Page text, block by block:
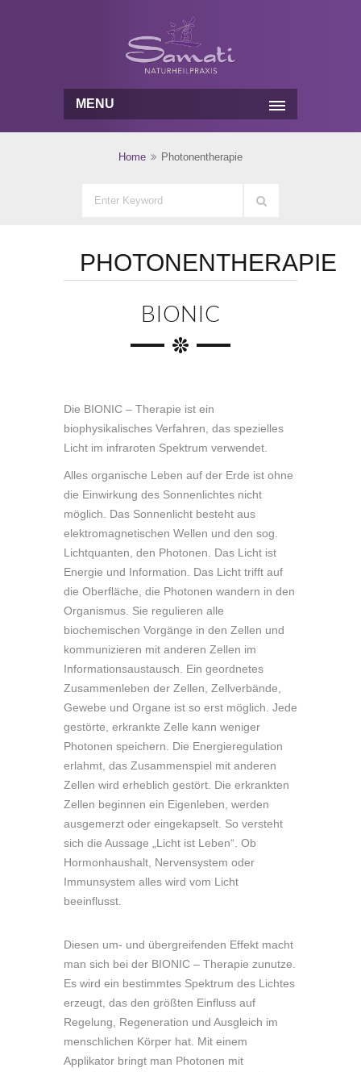
MENU
Home Photonentherapie
PHOTONENTHERAPIE
BIONIC
Die BIONIC – Therapie ist ein
biophysikalisches Verfahren, das spezielles
Licht im infraroten Spektrum verwendet.
Alles organische Leben auf der Erde ist ohne
die Einwirkung des Sonnenlichtes nicht
möglich. Das Sonnenlicht besteht aus
elektromagnetischen Wellen und den sog.
Lichtquanten, den Photonen. Das Licht ist
Energie und Information. Das Licht trifft auf
die Oberfläche, die Photonen wandern in den
Organismus. Sie regulieren alle
biochemischen Vorgänge in den Zellen und
kommunizieren mit anderen Zellen im
Informationsaustausch. Ein geordnetes
Zusammenleben der Zellen, Zellverbände,
Gewebe und Organe ist so erst möglich. Jede
gestörte, erkrankte Zelle kann weniger
Photonen speichern. Die Energieregulation
erlahmt, das Zusammenspiel mit anderen
Zellen wird erheblich gestört. Die erkrankten
Zellen beginnen ein Eigenleben, werden
ausgemerzt oder eingekapselt. So versteht
sich die Aussage „Licht ist Leben“. Ob
Hormonhaushalt, Nervensystem oder
Immunsystem alles wird vom Licht
beeinflusst.
Diesen um- und übergreifenden Effekt macht
man sich bei der BIONIC – Therapie zunutze.
Es wird ein bestimmtes Spektrum des Lichtes
erzeugt, das den größten Einfluss auf
Regelung, Regeneration und Ausgleich im
menschlichen Körper hat. Mit einem
Applikator bringt man Photonen mit